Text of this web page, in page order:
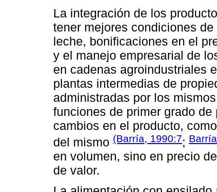
La integración de los
tener mejores condiciones
leche, bonificaciones en el
y el manejo empresarial de
en cadenas agroindustriales
plantas intermedias de
administradas por los
funciones de primer grado
cambios en el producto,
del mismo (Barría, 1990:7;
en volumen, sino en precio
de valor.